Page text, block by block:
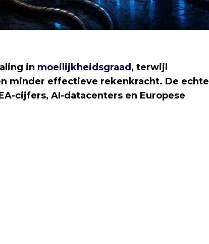
in moeilijkheidsgraad , terwijl
minder effectieve rekenkracht. De echte
cijfers, AI-datacenters en Europese